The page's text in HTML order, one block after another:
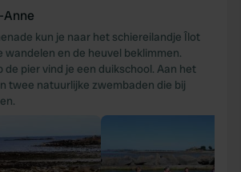
kun je naar het schiereilandje Îlot
wandelen en de heuvel beklimmen.
de pier vind je een duikschool. Aan het
twee natuurlijke zwembaden die bij